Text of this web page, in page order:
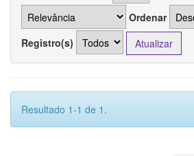
Ordenar
Registro(s)
Resultado 1-1 de 1.